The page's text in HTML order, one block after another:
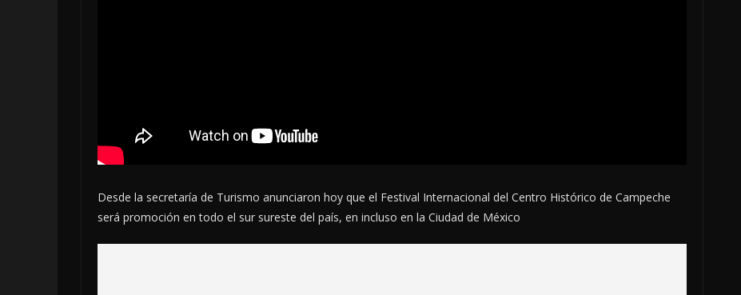
Desde la secretaría de Turismo anunciaron hoy que el Festival Internacional del Centro Histórico de Campeche
será promoción en todo el sur sureste del país, en incluso en la Ciudad de México